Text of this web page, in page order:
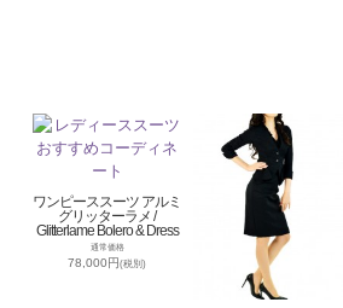
ワンピーススーツ アルミ
グリッターラメ /
Glitterlame Bolero & Dress
通常価格
78,000円(税別)